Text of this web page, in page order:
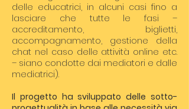
delle educatrici, in alcuni casi fino a
lasciare che tutte le fasi –
accreditamento, biglietti,
accompagnamento, gestione della
chat nel caso delle attività online etc.
– siano condotte dai mediatori e dalle
mediatrici).
Il progetto ha sviluppato delle sotto-